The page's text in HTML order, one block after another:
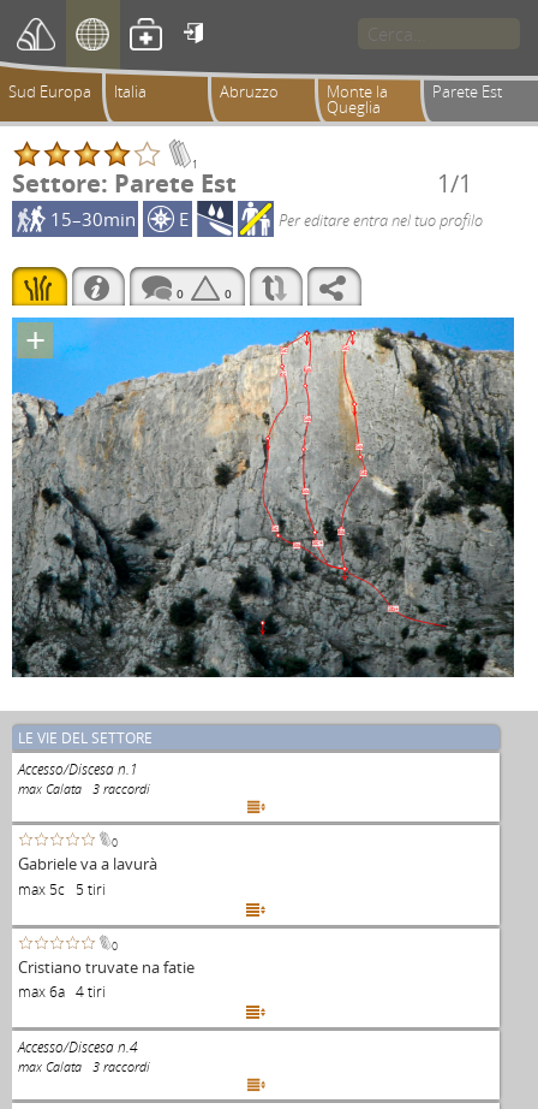

Sud Europa Italia Abruzzo Monte la
Queglia
Parete Est
1
Settore: Parete Est 1/1
15–30min E Per editare entra nel tuo profilo
0 0
+
3b+
3a
5c
4c
5c
3c+
6a
5a
6a
4a
5b
5a
5c
LE VIE DEL SETTORE
Accesso/Discesa n.1
max Calata 3 raccordi

0
Gabriele va a lavurà
max 5c 5 tiri

0
Cristiano truvate na fatie
max 6a 4 tiri

Accesso/Discesa n.4
max Calata 3 raccordi
